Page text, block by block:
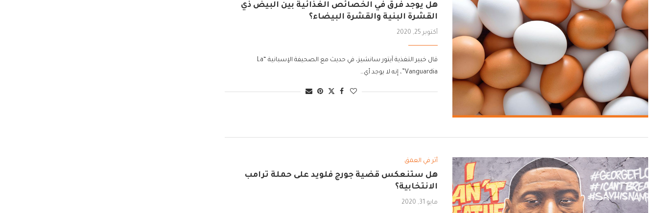
هل يوجد فرق في الخصائص الغذائية بين البيض ذي
القشرة البنية والقشرة البيضاء؟
أكتوبر 25, 2020
قال خبير التغذية آيتور سانشيز، في حديث مع الصحيفة الإسبانية “La
Vanguardia”، إنه لا يوجد أي…
أثر في العمق
هل ستنعكس قضية جورج فلويد على حملة ترامب
الانتخابية؟
مايو 31, 2020